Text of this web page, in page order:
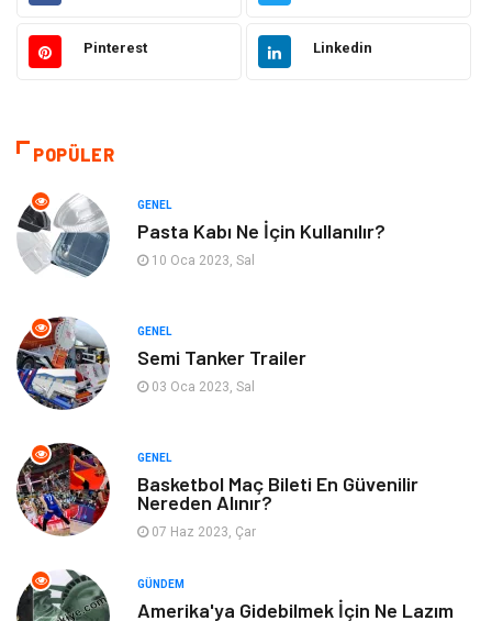
Hukuk Elektrik Elektronik
Makine
Kültür
Güzellik & Bakım
Finans & Ekonomi
Bilgisayar & Yazılım Mobilya
Bebek Giyim Moda
Blogroll
Markalar
Pinterest Linkedin
POPÜLER
GENEL
Pasta Kabı Ne İçin Kullanılır?
10 Oca 2023, Sal
GENEL
Semi Tanker Trailer
03 Oca 2023, Sal
GENEL
Basketbol Maç Bileti En Güvenilir
Nereden Alınır?
07 Haz 2023, Çar
GÜNDEM
Amerika'ya Gidebilmek İçin Ne Lazım